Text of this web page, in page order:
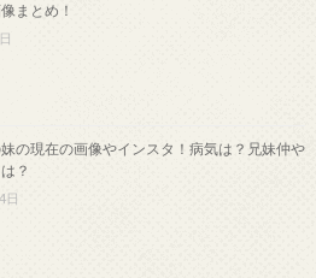
まとめ！
の現在の画像やインスタ！病気は？兄妹仲や
？
日